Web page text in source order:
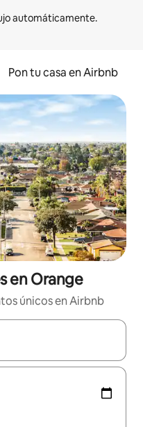
Pon tu casa en Airbnb
en Orange
únicos en Airbnb
navega con las